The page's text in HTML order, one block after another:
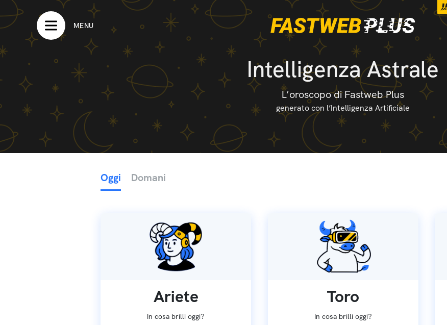
MENU
Intelligenza Astrale
L’oroscopo di Fastweb Plus
generato con l’Intelligenza Artificiale
Oggi Domani
Ariete
In cosa brilli oggi?
Toro
In cosa brilli oggi?